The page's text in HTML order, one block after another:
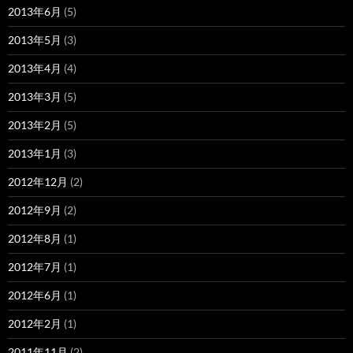
2013年6月 (5)
2013年5月 (3)
2013年4月 (4)
2013年3月 (5)
2013年2月 (5)
2013年1月 (3)
2012年12月 (2)
2012年9月 (2)
2012年8月 (1)
2012年7月 (1)
2012年6月 (1)
2012年2月 (1)